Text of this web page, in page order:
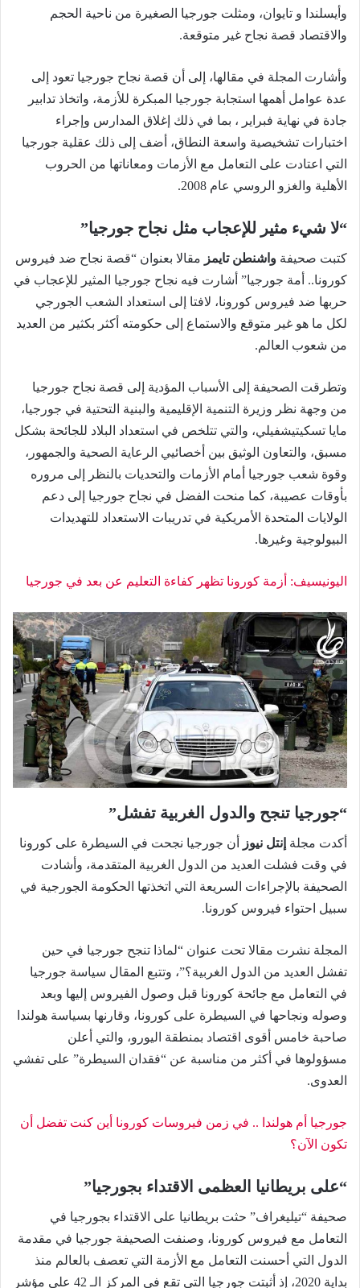
وأيسلندا و تايوان، ومثلت جورجيا الصغيرة من ناحية الحجم
والاقتصاد قصة نجاح غير متوقعة.
وأشارت المجلة في مقالها، إلى أن قصة نجاح جورجيا تعود إلى
عدة عوامل أهمها استجابة جورجيا المبكرة للأزمة، واتخاذ تدابير
جادة في نهاية فبراير ، بما في ذلك إغلاق المدارس وإجراء
اختبارات تشخيصية واسعة النطاق، أضف إلى ذلك عقلية جورجيا
التي اعتادت على التعامل مع الأزمات ومعاناتها من الحروب
الأهلية والغزو الروسي عام 2008.
“لا شيء مثير للإعجاب مثل نجاح جورجيا”
كتبت صحيفة واشنطن تايمز مقالا بعنوان “قصة نجاح ضد فيروس
كورونا.. أمة جورجيا” أشارت فيه نجاح جورجيا المثير للإعجاب في
حربها ضد فيروس كورونا، لافتا إلى استعداد الشعب الجورجي
لكل ما هو غير متوقع والاستماع إلى حكومته أكثر بكثير من العديد
من شعوب العالم.
وتطرقت الصحيفة إلى الأسباب المؤدية إلى قصة نجاح جورجيا
من وجهة نظر وزيرة التنمية الإقليمية والبنية التحتية في جورجيا،
مايا تسكيتيشفيلي، والتي تتلخص في استعداد البلاد للجائحة بشكل
مسبق، والتعاون الوثيق بين أخصائيي الرعاية الصحية والجمهور،
وقوة شعب جورجيا أمام الأزمات والتحديات بالنظر إلى مروره
بأوقات عصيبة، كما منحت الفضل في نجاح جورجيا إلى دعم
الولايات المتحدة الأمريكية في تدريبات الاستعداد للتهديدات
البيولوجية وغيرها.
اليونيسيف: أزمة كورونا تظهر كفاءة التعليم عن بعد في جورجيا
“جورجيا تنجح والدول الغربية تفشل”
أكدت مجلة إنتل نيوز
أن جورجيا نجحت في السيطرة على كورونا
في وقت فشلت العديد من الدول الغربية المتقدمة، وأشادت
الصحيفة بالإجراءات السريعة التي اتخذتها الحكومة الجورجية في
سبيل احتواء فيروس كورونا.
المجلة نشرت مقالا تحت عنوان “لماذا تنجح جورجيا في حين
تفشل العديد من الدول الغربية؟”، وتتبع المقال سياسة جورجيا
في التعامل مع جائحة كورونا قبل وصول الفيروس إليها وبعد
وصوله ونجاحها في السيطرة على كورونا، وقارنها بسياسة هولندا
صاحبة خامس أقوى اقتصاد بمنطقة اليورو، والتي أعلن
مسؤولوها في أكثر من مناسبة عن “فقدان السيطرة” على تفشي
العدوى.
جورجيا أم هولندا .. في زمن فيروسات كورونا أين كنت تفضل أن
تكون الآن؟
“على بريطانيا العظمى الاقتداء بجورجيا”
صحيفة “تيليغراف” حثت بريطانيا على الاقتداء بجورجيا في
التعامل مع فيروس كورونا، وصنفت الصحيفة جورجيا في مقدمة
الدول التي أحسنت التعامل مع الأزمة التي تعصف بالعالم منذ
بداية 2020، إذ أثبتت جورجيا التي تقع في المركز الـ 42 على مؤشر